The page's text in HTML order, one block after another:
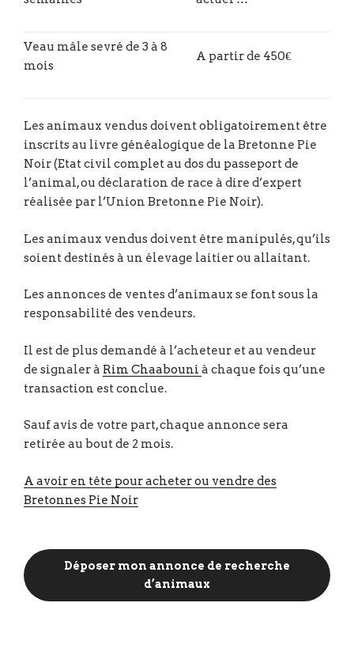
Veau mâle sevré de 3 à 8
mois
A partir de 450€
Les animaux vendus doivent obligatoirement être
inscrits au livre généalogique de la Bretonne Pie
Noir (Etat civil complet au dos du passeport de
l’animal, ou déclaration de race à dire d’expert
réalisée par l’Union Bretonne Pie Noir).
Les animaux vendus doivent être manipulés, qu’ils
soient destinés à un élevage laitier ou allaitant.
Les annonces de ventes d’animaux se font sous la
responsabilité des vendeurs.
Il est de plus demandé à l’acheteur et au vendeur
de signaler à Rim Chaabouni à chaque fois qu’une
transaction est conclue.
Sauf avis de votre part, chaque annonce sera
retirée au bout de 2 mois.
A avoir en tête pour acheter ou vendre des
Bretonnes Pie Noir
Déposer mon annonce de recherche
d’animaux